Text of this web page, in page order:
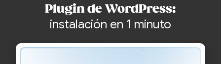
Plugin de WordPress:
instalación en 1 minuto